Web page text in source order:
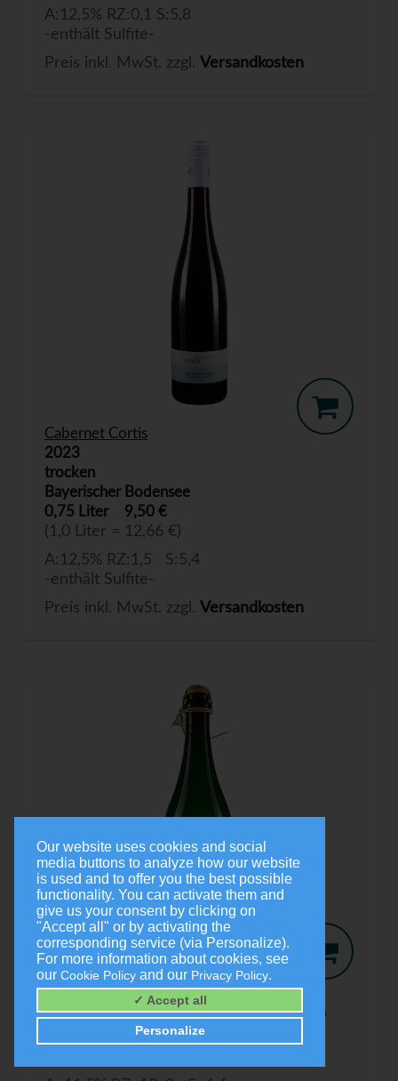
A:12,5% RZ:0,1 S:5,8
-enthält Sulfite-
Preis inkl. MwSt. zzgl. Versandkosten
Cabernet Cortis
2023
trocken
Bayerischer Bodensee
0,75 Liter
9,50 €
(1,0 Liter = 12,66 €)
A:12,5% RZ:1,5 S:5,4
-enthält Sulfite-
Preis inkl. MwSt. zzgl. Versandkosten
Jo-Secco
Trocken
9,00 €
Our website uses cookies and social
media buttons to analyze how our website
is used and to offer you the best possible
functionality. You can activate them and
give us your consent by clicking on
"Accept all" or by activating the
corresponding service (via Personalize).
For more information about cookies, see
our Cookie Policy and our Privacy Policy.
✓ Accept all
Personalize